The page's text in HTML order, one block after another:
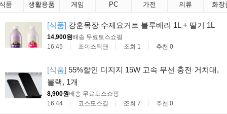
품 생활용품 게임 PC 가전 의류 화장
[식품] 강훈목장 수제요거트 블루베리 1L + 딸기 1L
14,900원배송 무료토스쇼핑
16:45
조이스틱맨 조회 1 추천 0
[식품] 55%할인 디지지 15W 고속 무선 충전 거치대,
블랙, 1개
8,900원배송 무료토스쇼핑
16:44
코스모스길 조회 7 추천 0